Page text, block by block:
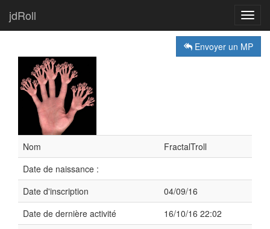
jdRoll
Envoyer un MP
Nom
FractalTroll
Date de naissance :
Date d'inscription
04/09/16
Date de dernière activité
16/10/16 22:02